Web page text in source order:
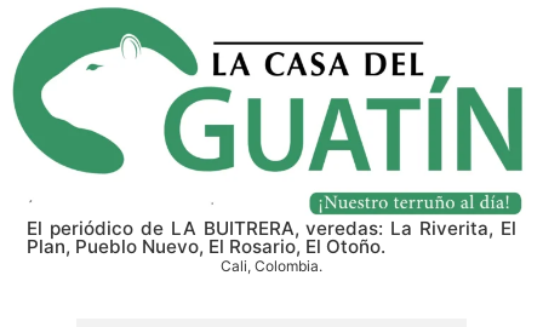
El periódico de LA BUITRERA, veredas: La Riverita, El
Plan, Pueblo Nuevo, El Rosario, El Otoño.
Cali, Colombia.